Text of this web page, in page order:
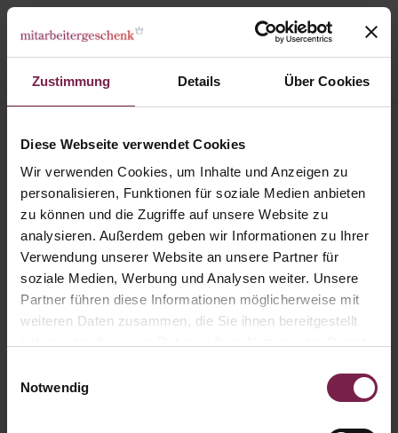
Zustimmung Details Über Cookies
Diese Webseite verwendet Cookies
Wir verwenden Cookies, um Inhalte und Anzeigen zu
personalisieren, Funktionen für soziale Medien anbieten
zu können und die Zugriffe auf unsere Website zu
analysieren. Außerdem geben wir Informationen zu Ihrer
Verwendung unserer Website an unsere Partner für
soziale Medien, Werbung und Analysen weiter. Unsere
Partner führen diese Informationen möglicherweise mit
weiteren Daten zusammen, die Sie ihnen bereitgestellt
Notwendig